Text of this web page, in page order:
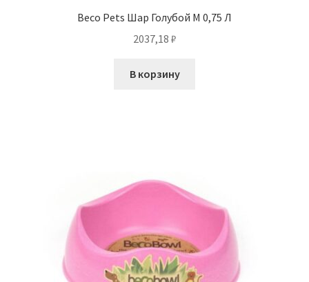
Beco Pets Шар Голубой M 0,75 Л
2037,18 ₽
В корзину